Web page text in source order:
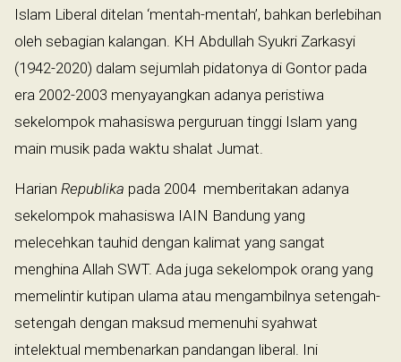
Islam Liberal ditelan ‘mentah-mentah’, bahkan berlebihan
oleh sebagian kalangan. KH Abdullah Syukri Zarkasyi
(1942-2020) dalam sejumlah pidatonya di Gontor pada
era 2002-2003 menyayangkan adanya peristiwa
sekelompok mahasiswa perguruan tinggi Islam yang
main musik pada waktu shalat Jumat.
Harian Republika pada 2004 memberitakan adanya
sekelompok mahasiswa IAIN Bandung yang
melecehkan tauhid dengan kalimat yang sangat
menghina Allah SWT. Ada juga sekelompok orang yang
memelintir kutipan ulama atau mengambilnya setengah-
setengah dengan maksud memenuhi syahwat
intelektual membenarkan pandangan liberal. Ini